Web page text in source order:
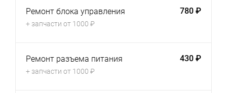
Ремонт блока управления
+ запчасти от 1000 ₽
780 ₽
Ремонт разъема питания
+ запчасти от 1000 ₽
430 ₽